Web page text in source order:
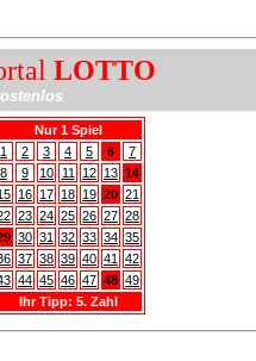
LOTTO
Nur 1 Spiel
1
2 3 4 5 6
7
8
9 10 11 12 13 14
16 17 18 19 20 21
23 24 25 26 27 28
30 31 32 33 34 35
37 38 39 40 41
42
44 45 46 47 48 49
Ihr Tipp: 5. Zahl